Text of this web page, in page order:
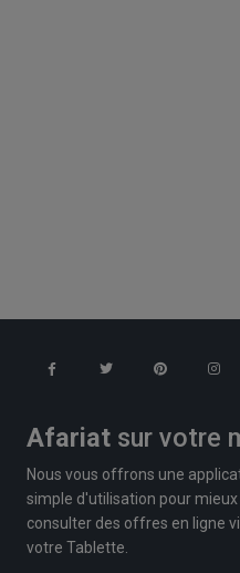
Afariat sur votre
Nous vous offrons une
simple d'utilisation pour
consulter des offres en ligne
votre Tablette.